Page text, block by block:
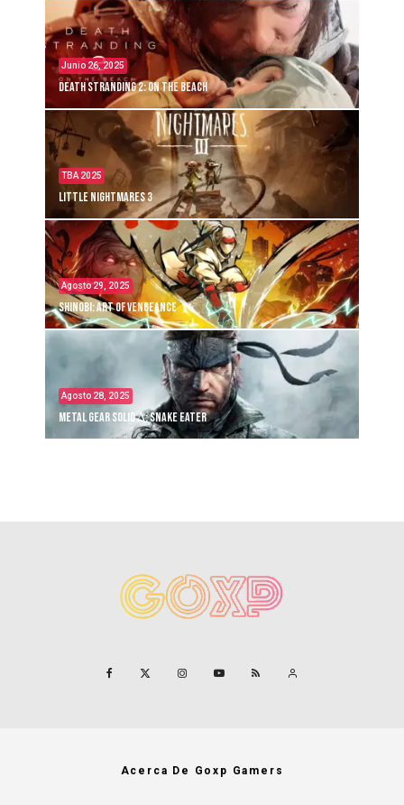
Junio 26, 2025
Death Stranding 2: On the Beach
TBA 2025
Little Nightmares 3
Agosto 29, 2025
Shinobi: Art of Vengeance
Agosto 28, 2025
Metal Gear Solid Δ: Snake Eater
Acerca De Goxp Gamers